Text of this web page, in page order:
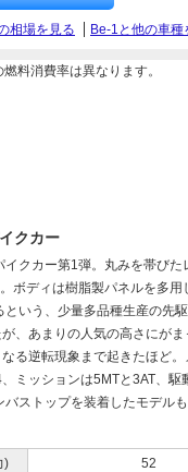
相場を見る Be-1と他の車種
料消費率は異なります。
クカー
クカー第1弾。丸みを帯びた
ボディは樹脂製パネルを多用
いう、少量多品種生産の先
、あまりの人気の高さにが
る逆転現象まで起きたほど。
ミッションは5MTと3AT、駆
ストップを装着したモデル
)
52